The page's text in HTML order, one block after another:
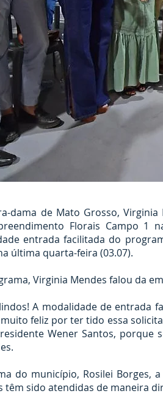
dama de Mato Grosso,
Florais Campo 1
entrada facilitada do
última quarta-feira (03.07).
Virginia Mendes falou da
A modalidade de entrada
feliz por ter tido essa
Wener Santos, porque
do município, Rosilei
têm sido atendidas de maneira